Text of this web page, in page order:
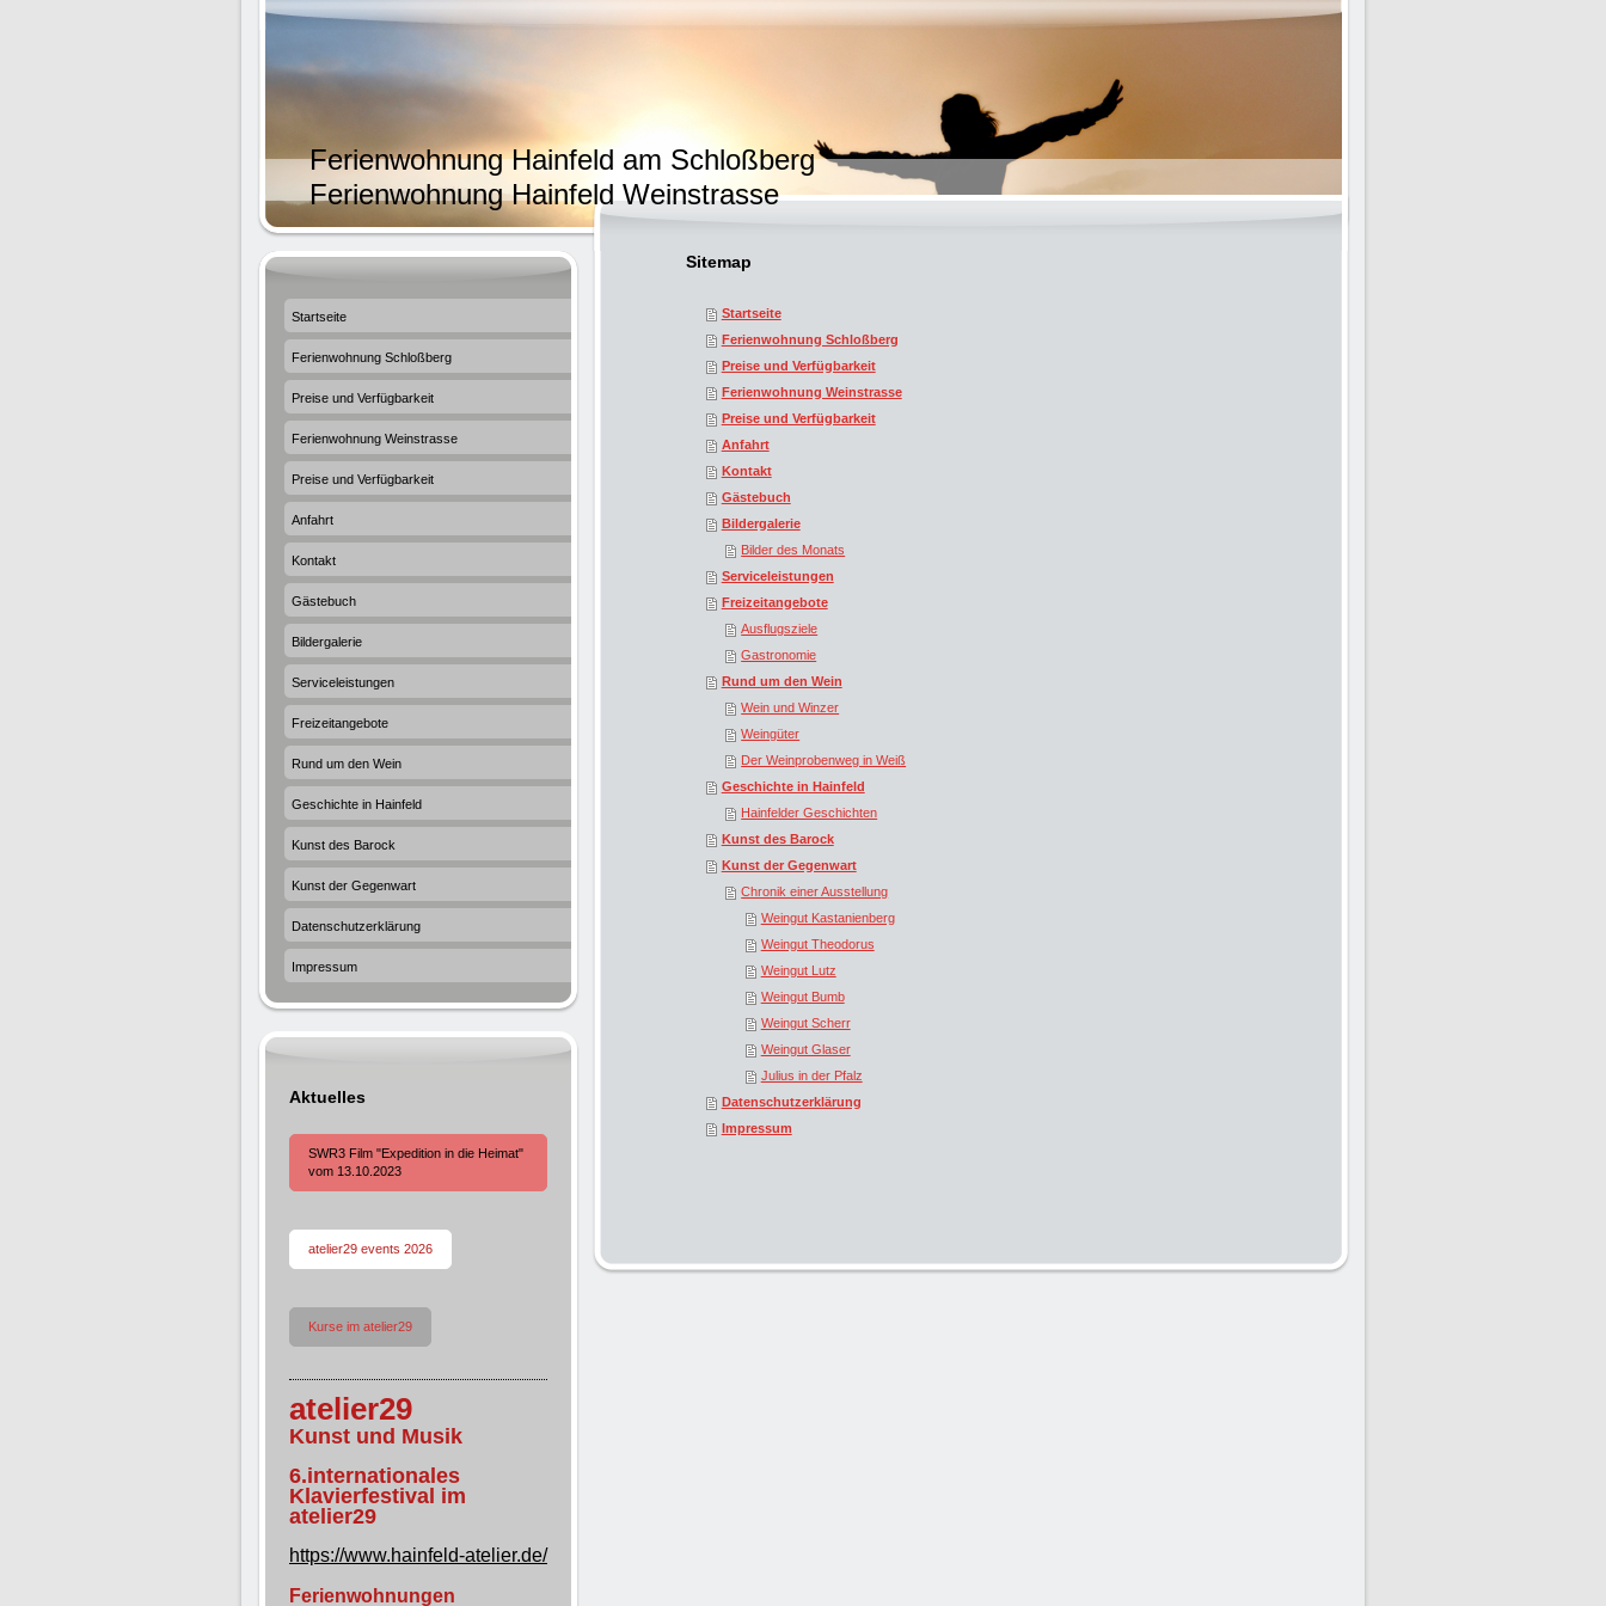
Ferienwohnung Hainfeld am Schloßberg
Ferienwohnung Hainfeld Weinstrasse
Sitemap
Startseite
Ferienwohnung Schloßberg
Preise und Verfügbarkeit
Ferienwohnung Weinstrasse
Preise und Verfügbarkeit
Anfahrt
Kontakt
Gästebuch
Bildergalerie
Bilder des Monats
Serviceleistungen
Freizeitangebote
Ausflugsziele
Gastronomie
Rund um den Wein
Wein und Winzer
Weingüter
Der Weinprobenweg in Weiß
Geschichte in Hainfeld
Hainfelder Geschichten
Kunst des Barock
Kunst der Gegenwart
Chronik einer Ausstellung
Weingut Kastanienberg
Weingut Theodorus
Weingut Lutz
Weingut Bumb
Weingut Scherr
Weingut Glaser
Julius in der Pfalz
Datenschutzerklärung
Impressum
Startseite
Ferienwohnung Schloßberg
Preise und Verfügbarkeit
Ferienwohnung Weinstrasse
Preise und Verfügbarkeit
Anfahrt
Kontakt
Gästebuch
Bildergalerie
Serviceleistungen
Freizeitangebote
Rund um den Wein
Geschichte in Hainfeld
Kunst des Barock
Kunst der Gegenwart
Datenschutzerklärung
Impressum
Aktuelles
SWR3 Film "Expedition in die Heimat"
vom 13.10.2023
atelier29 events 2026
Kurse im atelier29
atelier29
Kunst und Musik
6.internationales
Klavierfestival im
atelier29
https://www.hainfeld-atelier.de/
Ferienwohnungen